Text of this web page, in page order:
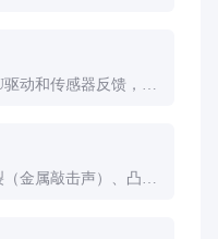
动和传感器反馈，机
金属敲击声）、凸轮